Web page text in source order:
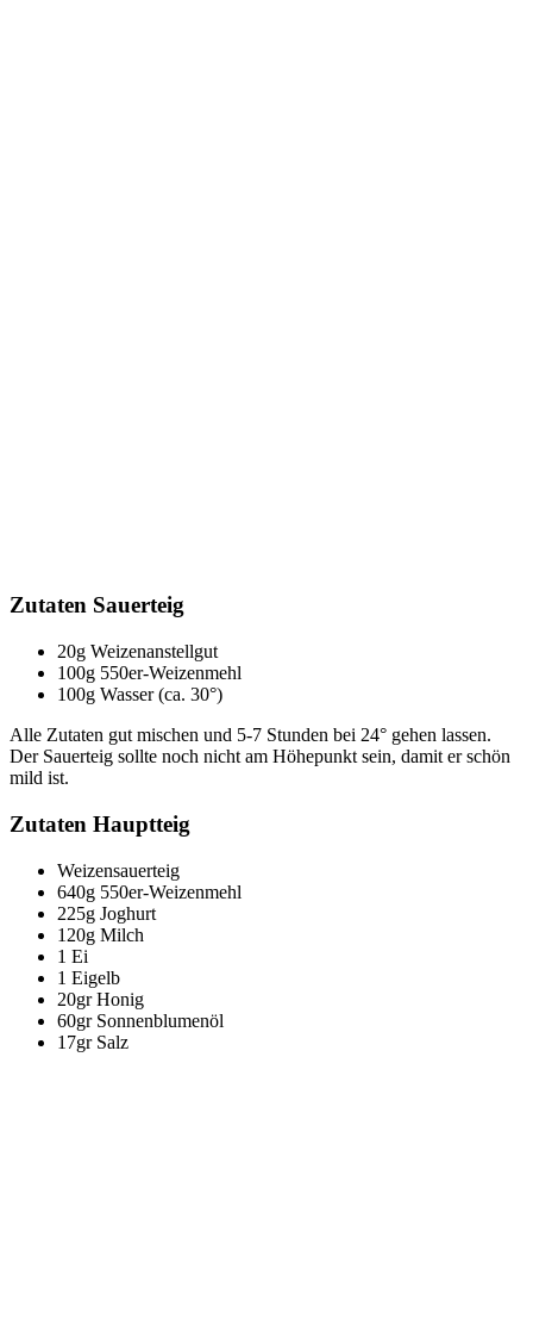
Zutaten Sauerteig
20g Weizenanstellgut
100g 550er-Weizenmehl
100g Wasser (ca. 30°)
Alle Zutaten gut mischen und 5-7 Stunden bei 24° gehen lassen.
Der Sauerteig sollte noch nicht am Höhepunkt sein, damit er schön
mild ist.
Zutaten Hauptteig
Weizensauerteig
640g 550er-Weizenmehl
225g Joghurt
120g Milch
1 Ei
1 Eigelb
20gr Honig
60gr Sonnenblumenöl
17gr Salz